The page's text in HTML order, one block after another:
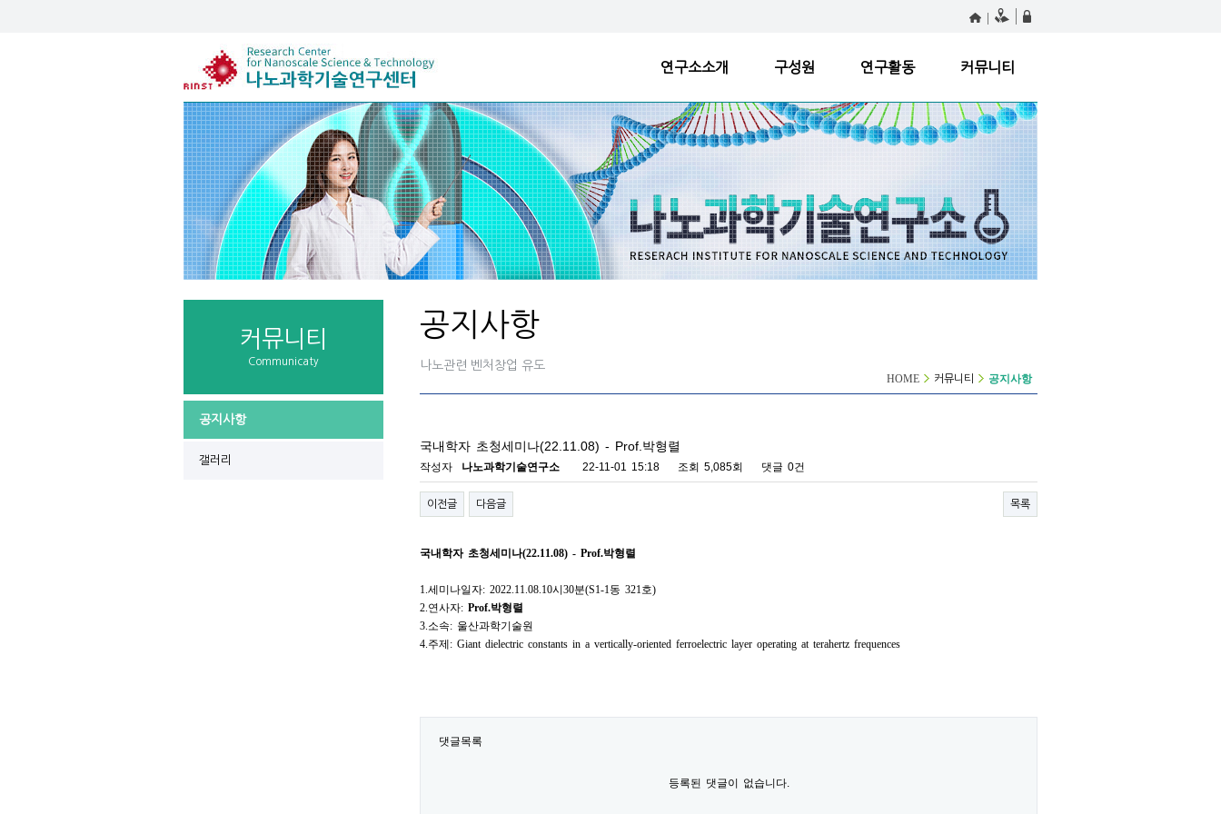
연구소소개 구성원 연구활동 커뮤니티
커뮤니티
Communicaty
공지사항
갤러리
공지사항
나노관련 벤처창업 유도
HOME
커뮤니티 공지사항
국내학자 초청세미나(22.11.08) - Prof.박형렬
작성자 나노과학기술연구소 22-11-01 15:18 조회 5,085회 댓글 0건
이전글 다음글 목록
국내학자 초청세미나(22.11.08) - Prof.박형렬
1.세미나일자: 2022.11.08.10시 30분(S1-1동 321호)
2.연사자: Prof.박형렬
3.소속: 울산과학기술원
4.주제 : Giant dielectric constants in a vertically-oriented ferroelectric layer operating at terahertz frequences
댓글목록
등록된 댓글이 없습니다.